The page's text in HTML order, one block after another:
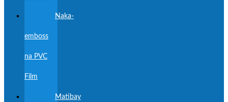
Naka-
emboss
na PVC
Film
Matibay